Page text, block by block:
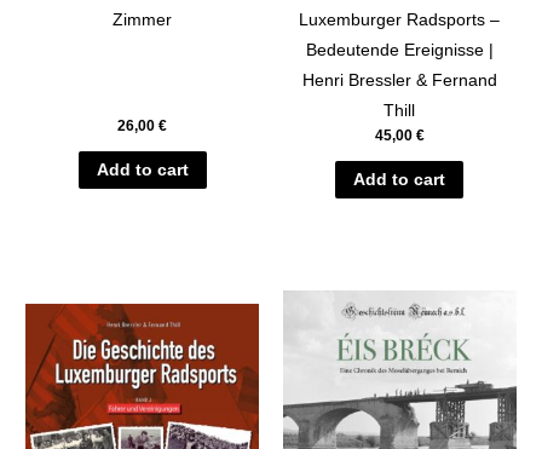
Zimmer
26,00€
Add to cart
Luxemburger Radsports –
Bedeutende Ereignisse |
Henri Bressler & Fernand
Thill
45,00 €
Add to cart